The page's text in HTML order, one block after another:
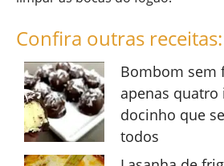
Confira outras receitas:
Bombom sem
apenas quatro
docinho que
todos